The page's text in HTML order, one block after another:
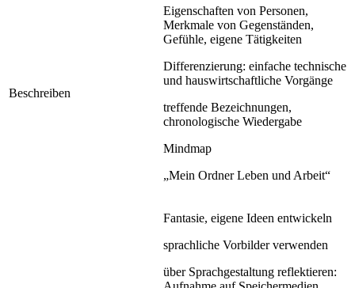
Beschreiben
Eigenschaften von Personen,
Merkmale von Gegenständen,
Gefühle, eigene Tätigkeiten
Differenzierung: einfache technische
und hauswirtschaftliche Vorgänge
treffende Bezeichnungen,
chronologische Wiedergabe
Mindmap
„Mein Ordner Leben und Arbeit“
Fantasie, eigene Ideen entwickeln
sprachliche Vorbilder verwenden
über Sprachgestaltung reflektieren: